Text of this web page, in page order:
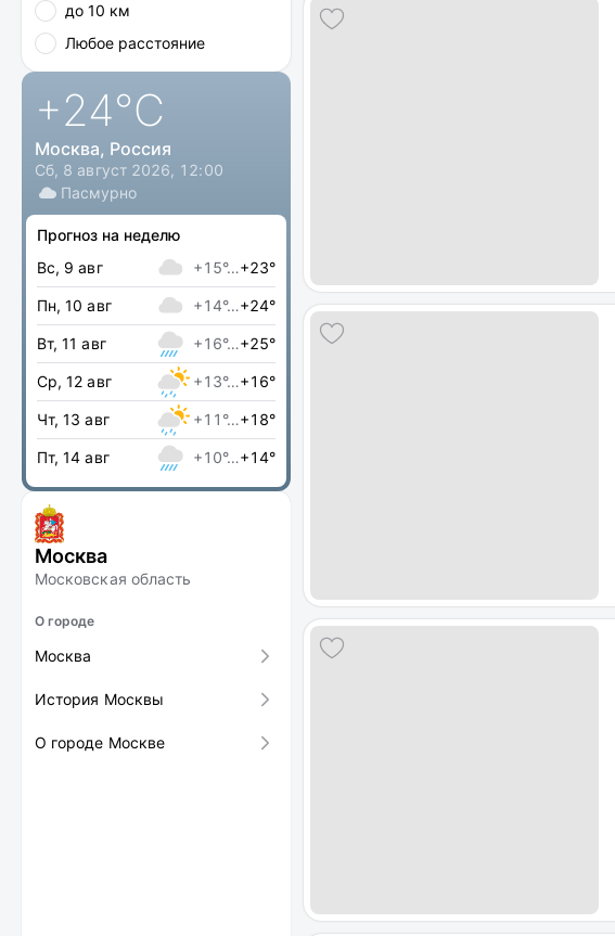
до 10 км
Любое расстояние
+24°C
Москва, Россия
Сб, 8 август 2026, 12:00
Пасмурно
Прогноз на неделю
Вс, 9 авг
+15°…+23°
Пн, 10 авг +14°…+24°
Вт, 11 авг +16°…+25°
Ср, 12 авг +13°…+16°
Чт, 13 авг +11°…+18°
Пт, 14 авг +10°…+14°
Москва
Московская область
О городе
Москва
История Москвы
О городе Москве